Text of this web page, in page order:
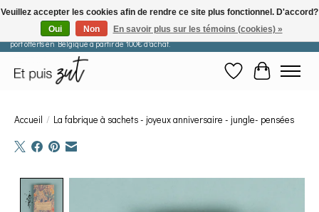
Les commandes passées après le 29 juillet seront expédiées à partir du 11 août. Frais de
port offerts en Belgique à partir de 100€ d'achat.
Liste de souhaits
Panier
Accueil / La fabrique à sachets - joyeux anniversaire - jungle- pensées
Veuillez accepter les cookies afin de rendre ce site plus fonctionnel. D'accord?
Oui
Non En savoir plus sur les témoins (cookies) »